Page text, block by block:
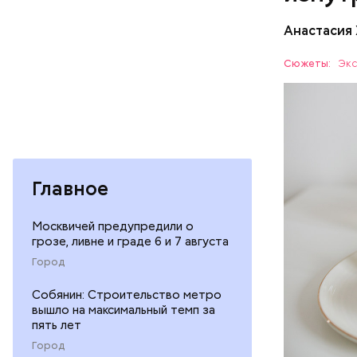
Главное
Москвичей предупредили о
грозе, ливне и граде 6 и 7 августа
Город
Собянин: Строительство метро
вышло на максимальный темп за
пять лет
Город
Сюжеты:
Дыня
По
щавель в